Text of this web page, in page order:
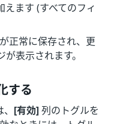
ます (すべてのフィ
正常に保存され、更
が表示されます。
する
[有効] 列のトグルを